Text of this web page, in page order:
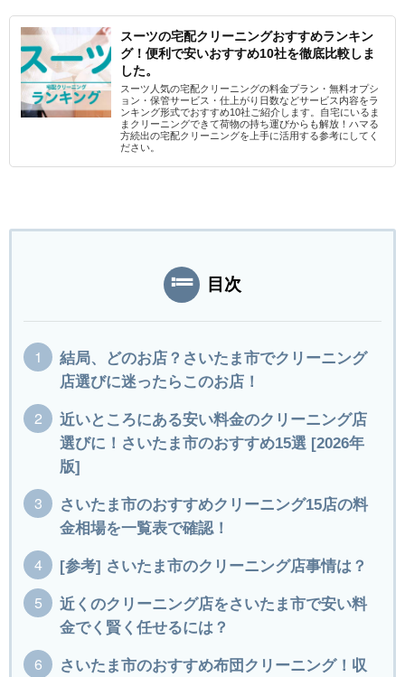
スーツの宅配クリーニングおすすめランキン
グ！便利で安いおすすめ10社を徹底比較しま
した。
スーツ人気の宅配クリーニングの料金プラン・無料オプシ
ョン・保管サービス・仕上がり日数などサービス内容をラ
ンキング形式でおすすめ10社ご紹介します。自宅にいるま
まクリーニングできて荷物の持ち運びからも解放！ハマる
方続出の宅配クリーニングを上手に活用する参考にしてく
ださい。
目次
結局、どのお店？さいたま市でクリーニング
店選びに迷ったらこのお店！
近いところにある安い料金のクリーニング店
選びに！さいたま市のおすすめ15選 [2026年
版]
さいたま市のおすすめクリーニング15店の料
金相場を一覧表で確認！
[参考] さいたま市のクリーニング店事情は？
近くのクリーニング店をさいたま市で安い料
金でく賢く任せるには？
さいたま市のおすすめ布団クリーニング！収